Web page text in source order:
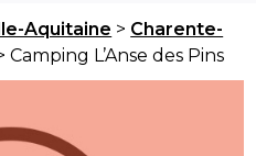
Aquitaine > Charente-
Camping L’Anse des Pins